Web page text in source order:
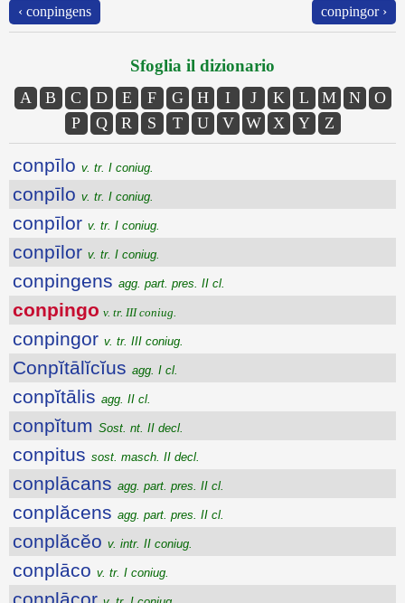
‹ conpingens conpingor ›
Sfoglia il dizionario
A B C D E F G H I J K L M N
O
P
Q R S T U V W X Y Z
conpīlo v. tr. I coniug.
conpīlo v. tr. I coniug.
conpīlor v. tr. I coniug.
conpīlor v. tr. I coniug.
conpingens agg. part. pres. II cl.
conpingo v. tr. III coniug.
conpingor v. tr. III coniug.
Conpĭtālĭcĭus agg. I cl.
conpĭtālis agg. II cl.
conpĭtum Sost. nt. II decl.
conpitus sost. masch. II decl.
conplācans agg. part. pres. II cl.
conplăcens agg. part. pres. II cl.
conplăcĕo v. intr. II coniug.
conplāco v. tr. I coniug.